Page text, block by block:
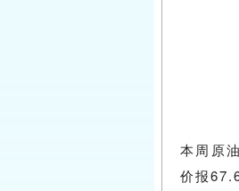
本周原
价报